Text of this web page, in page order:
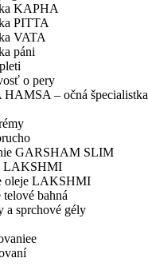
KAPHA
PITTA
VATA
páni
o pery
– očná špecialistka
GARSHAM SLIM
LAKSHMI
oleje LAKSHMI
bahná
a sprchové gély